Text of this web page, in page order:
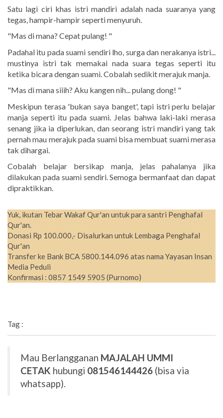
Satu lagi ciri khas istri mandiri adalah nada suaranya yang
tegas, hampir-hampir seperti menyuruh.
"Mas di mana? Cepat pulang! "
Padahal itu pada suami sendiri lho, surga dan nerakanya istri...
mustinya istri tak memakai nada suara tegas seperti itu
ketika bicara dengan suami. Cobalah sedikit merajuk manja.
"Mas di mana siiih? Aku kangen nih... pulang dong! "
Meskipun terasa 'bukan saya banget', tapi istri perlu belajar
manja seperti itu pada suami. Jelas bahwa laki-laki merasa
senang jika ia diperlukan, dan seorang istri mandiri yang tak
pernah mau merajuk pada suami bisa membuat suami merasa
tak dihargai.
Cobalah belajar bersikap manja, jelas pahalanya jika
dilakukan pada suami sendiri. Semoga bermanfaat dan dapat
dipraktikkan.
Yuk, ikutan Tebar Wakaf Qur'an untuk para santri Penghafal
Qur'an.
Donasi Rp 100.000,- Disalurkan untuk Lembaga Penghafal
Qur'an
Transfer ke Bank BCA 5800.144.096 atas nama Yayasan Insan
Media Peduli
Konfirmasi : 0857 1549 5905 (Purnomo)
Tag :
Mau Berlangganan MAJALAH UMMI
CETAK hubungi 081546144426 (bisa via
whatsapp).